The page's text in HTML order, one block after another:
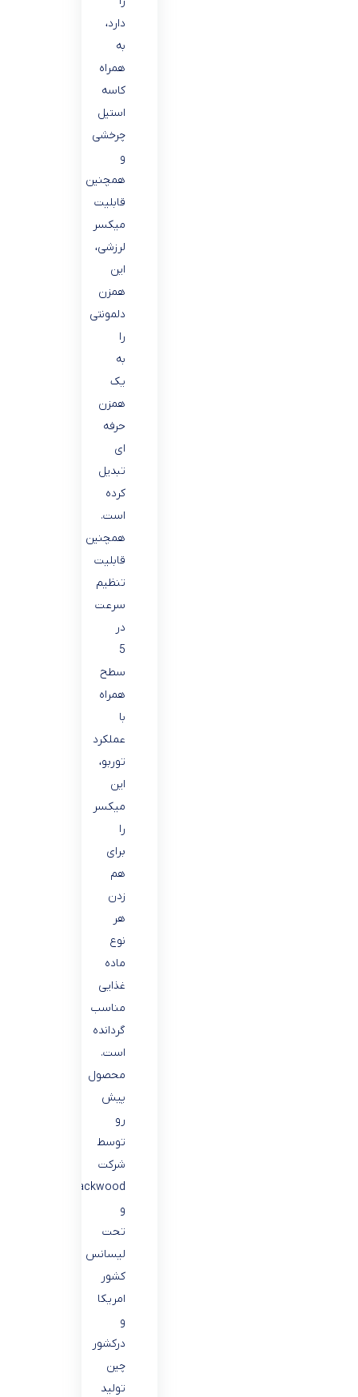
دارد،
به
همراه
کاسه
استیل
چرخشی
و
همچنین
قابلیت
میکسر
لرزشی،
این
همزن
دلمونتی
را
به
یک
همزن
حرفه
ای
تبدیل
کرده
است.
همچنین
قابلیت
تنظیم
سرعت
در
5
سطح
همراه
با
عملکرد
توربو،
این
میکسر
را
برای
هم
زدن
هر
نوع
ماده
غذایی
مناسب
گردانده
است.
محصول
پیش
رو
توسط
شرکت
Blackwood
و
تحت
لیسانس
کشور
امریکا
و
درکشور
چین
تولید